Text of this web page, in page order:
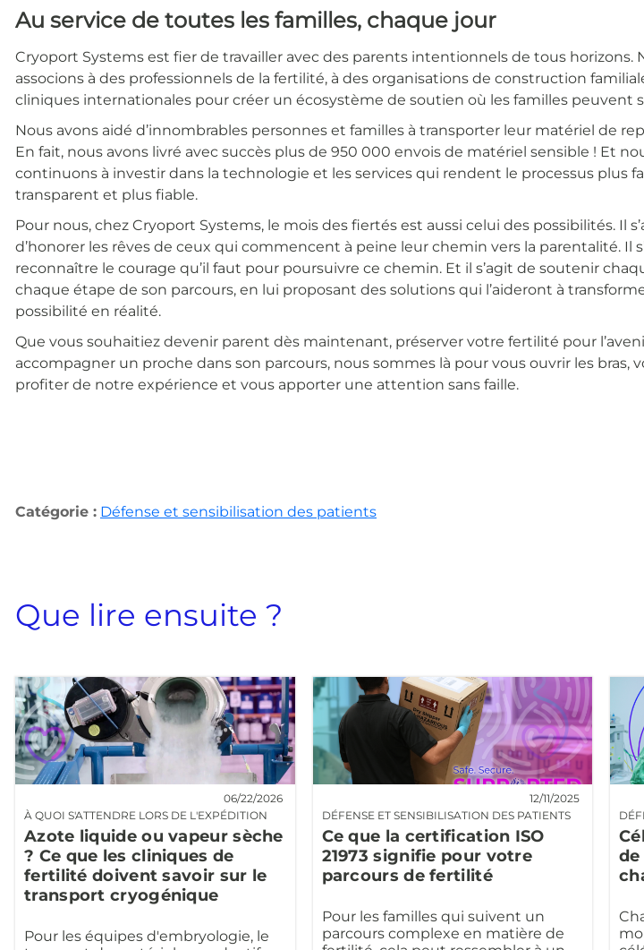
Au service de toutes les familles, chaque jour
Cryoport Systems est fier de travailler avec des parents intentionnels de tous horizons.
associons à des professionnels de la fertilité, à des organisations de construction
cliniques internationales pour créer un écosystème de soutien où les familles peuvent
Nous avons aidé d’innombrables personnes et familles à transporter leur matériel de
En fait, nous avons livré avec succès plus de 950 000 envois de matériel sensible ! Et
continuons à investir dans la technologie et les services qui rendent le processus plus
transparent et plus fiable.
Pour nous, chez Cryoport Systems, le mois des fiertés est aussi celui des possibilités. Il
d’honorer les rêves de ceux qui commencent à peine leur chemin vers la parentalité. Il
reconnaître le courage qu’il faut pour poursuivre ce chemin. Et il s’agit de soutenir
chaque étape de son parcours, en lui proposant des solutions qui l’aideront à
possibilité en réalité.
Que vous souhaitiez devenir parent dès maintenant, préserver votre fertilité pour
accompagner un proche dans son parcours, nous sommes là pour vous ouvrir les bras,
profiter de notre expérience et vous apporter une attention sans faille.
Catégorie : Défense et sensibilisation des patients
Que lire ensuite ?
À QUOI S'ATTENDRE LORS DE L'EXPÉDITION
06/22/2026
Azote liquide ou vapeur sèche
? Ce que les cliniques de
fertilité doivent savoir sur le
transport cryogénique
Pour les équipes d'embryologie, le
DÉFENSE ET SENSIBILISATION DES PATIENTS
12/11/2025
Ce que la certification ISO
21973 signifie pour votre
parcours de fertilité
Pour les familles qui suivent un
parcours complexe en matière de